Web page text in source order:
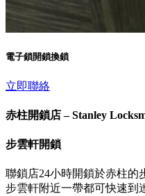
電子鎖開鎖換鎖
立即聯絡
赤柱開鎖店 – Stanley
步雲軒開鎖
聯鎖店24小時開鎖於赤柱的
步雲軒附近一帶都可快速到